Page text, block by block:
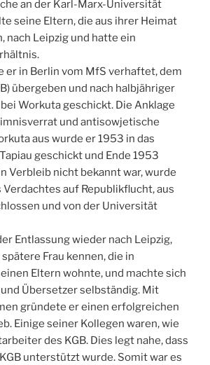
an der Karl-Marx-Universität
seine Eltern, die aus ihrer Heimat
nach Leipzig und hatte ein
er in Berlin vom MfS verhaftet, dem
übergeben und nach halbjähriger
Workuta geschickt. Die Anklage
und antisowjetische
aus wurde er 1953 in das
geschickt und Ende 1953
Verbleib nicht bekannt war, wurde
Verdachtes auf Republikflucht, aus
und von der Universität
Entlassung wieder nach Leipzig,
Frau kennen, die in
Eltern wohnte, und machte sich
Übersetzer selbständig. Mit
gründete er einen erfolgreichen
Einige seiner Kollegen waren, wie
des KGB. Dies legt nahe, dass
unterstützt wurde. Somit war es